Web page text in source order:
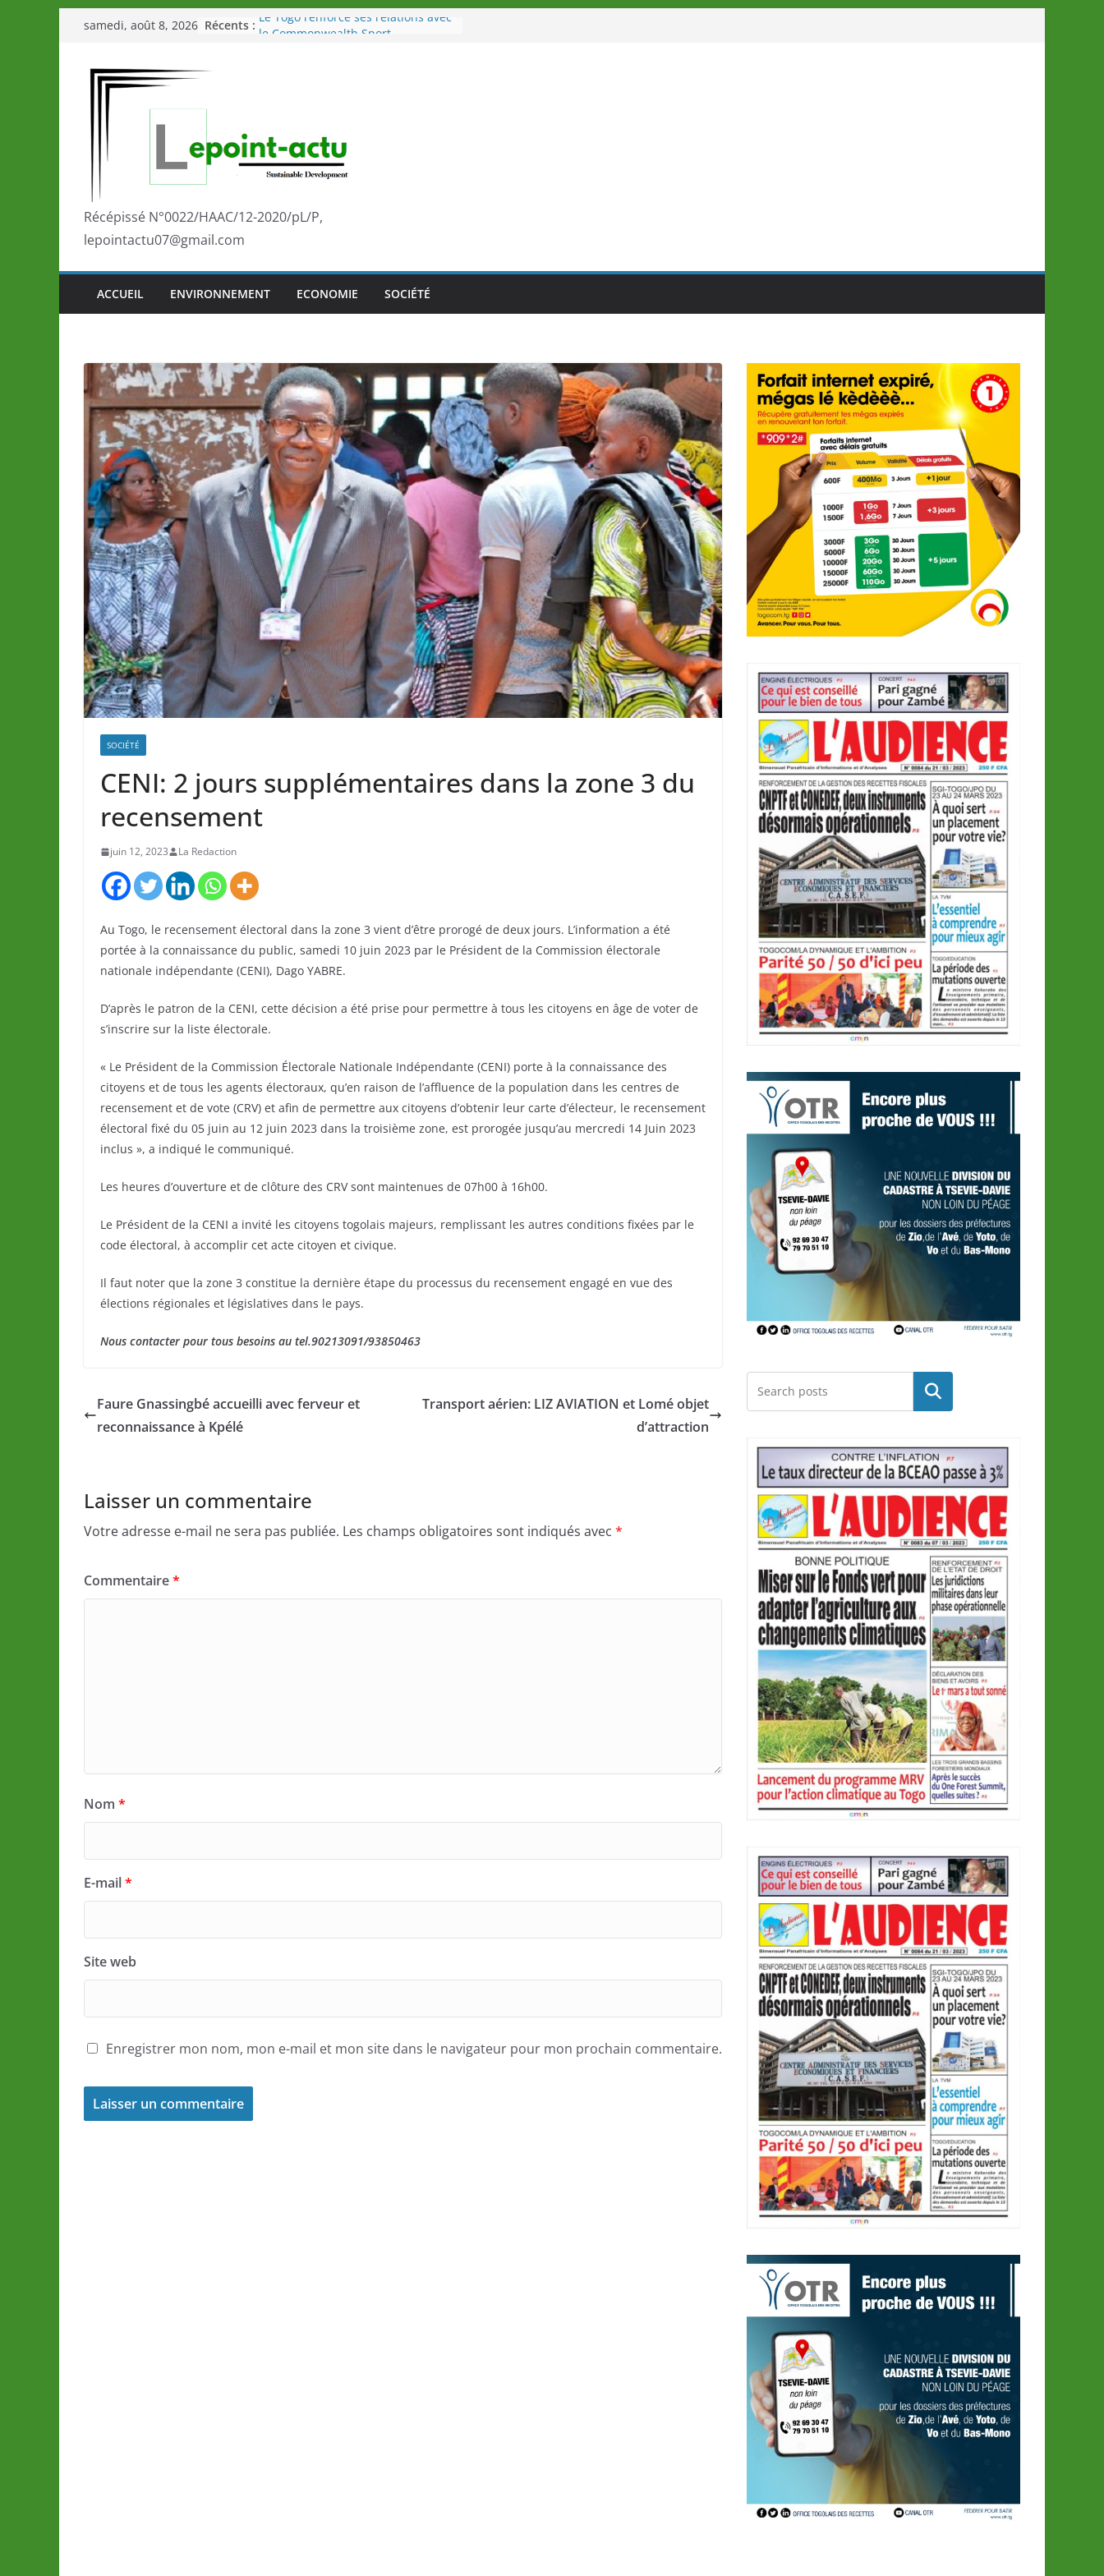
Passer
contenu
samedi, août 8, 2026 Récents : Le Togo renforce ses relations avec
marque de confiance au Togo sur
la scène internationale au-delà des
performances de ses athlètes
développement?
Récépissé N°0022/HAAC/12-2020/pL/P,
lepointactu07@gmail.com
ACCUEIL ENVIRONNEMENT ECONOMIE SOCIÉTÉ
SOCIÉTÉ
CENI: 2 jours supplémentaires dans la zone 3 du
recensement
juin 12, 2023 La Redaction
Au Togo, le recensement électoral dans la zone 3 vient d’être prorogé de deux jours. L’information a été
portée à la connaissance du public, samedi 10 juin 2023 par le Président de la Commission électorale
nationale indépendante (CENI), Dago YABRE.
D’après le patron de la CENI, cette décision a été prise pour permettre à tous les citoyens en âge de voter de
s’inscrire sur la liste électorale.
« Le Président de la Commission Électorale Nationale Indépendante (CENI) porte à la connaissance des
citoyens et de tous les agents électoraux, qu’en raison de l’affluence de la population dans les centres de
recensement et de vote (CRV) et afin de permettre aux citoyens d’obtenir leur carte d’électeur, le recensement
électoral fixé du 05 juin au 12 juin 2023 dans la troisième zone, est prorogée jusqu’au mercredi 14 Juin 2023
inclus », a indiqué le communiqué.
Les heures d’ouverture et de clôture des CRV sont maintenues de 07h00 à 16h00.
Le Président de la CENI a invité les citoyens togolais majeurs, remplissant les autres conditions fixées par le
code électoral, à accomplir cet acte citoyen et civique.
Il faut noter que la zone 3 constitue la dernière étape du processus du recensement engagé en vue des
élections régionales et législatives dans le pays.
Nous contacter pour tous besoins au tel.90213091/93850463
Faure Gnassingbé accueilli avec ferveur et
reconnaissance à Kpélé
Transport aérien: LIZ AVIATION et Lomé objet
d’attraction
Laisser un commentaire
Votre adresse e-mail ne sera pas publiée. Les champs obligatoires sont indiqués avec *
Commentaire*
Nom *
E-mail*
Site web
Enregistrer mon nom, mon e-mail et mon site dans le navigateur pour mon prochain commentaire.
Rechercher